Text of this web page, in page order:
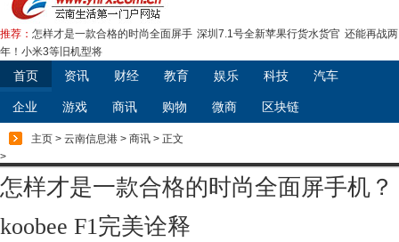
推荐： 怎样才是一款合格的时尚全面屏手 深圳7.1号全新苹果行货水货官 还能再战两
年！小米3等旧机型将
首页 资讯 财经 教育 娱乐 科技 汽车
企业 游戏 商讯 购物 微商 区块链
主页 > 云南信息港 > 商讯 > 正文
>
怎样才是一款合格的时尚全面屏手机？
koobee F1完美诠释